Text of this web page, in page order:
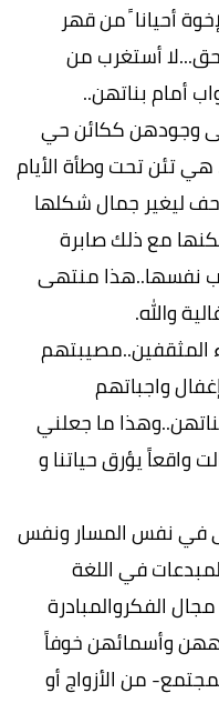
أحيانا ً من قهر
أستغرب من
أمام بناتهن..
وجودهن ككائن حي
هي تئن تحت وطأة الأيام
ليغير جمال شكلها
مع ذلك صابرة
نفسها..هذا منتهى
والله.
المثقفين..مصيبتهم
واجباتهم
ما جعلني
واقعاً يؤرق حياتنا و
في نفس المسار ونفس
في اللغة
الفكروالمبادرة
وأسمائهن خوفاً
من الأزواج أو